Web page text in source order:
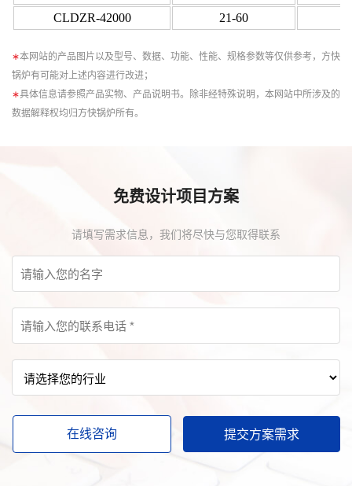
CLDZR-42000
21-60
∗本网站的产品图片以及型号、数据、功能、性能、规格参数等仅供参考，方快
锅炉有可能对上述内容进行改进；
∗具体信息请参照产品实物、产品说明书。除非经特殊说明，本网站中所涉及的
数据解释权均归方快锅炉所有。
免费设计项目方案
请填写需求信息，我们将尽快与您取得联系
在线咨询